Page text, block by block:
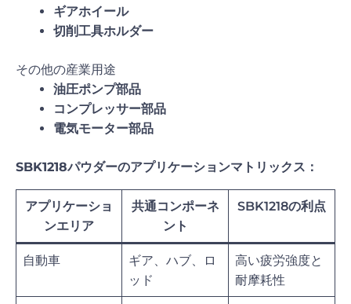
ギアホイール
切削工具ホルダー
その他の産業用途
油圧ポンプ部品
コンプレッサー部品
電気モーター部品
SBK1218パウダーのアプリケーションマトリックス：
アプリケーショ
ンエリア
共通コンポーネ
ント
SBK1218の利点
自動車
ギア、ハブ、ロ
ッド
高い疲労強度と
耐摩耗性